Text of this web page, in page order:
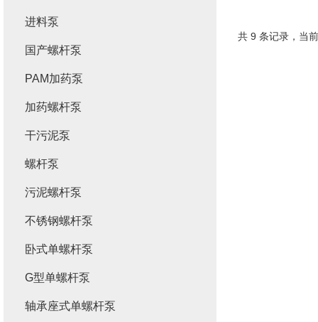
共 9 条记录，当
进料泵
国产螺杆泵
PAM加药泵
加药螺杆泵
干污泥泵
螺杆泵
污泥螺杆泵
不锈钢螺杆泵
卧式单螺杆泵
G型单螺杆泵
轴承座式单螺杆泵